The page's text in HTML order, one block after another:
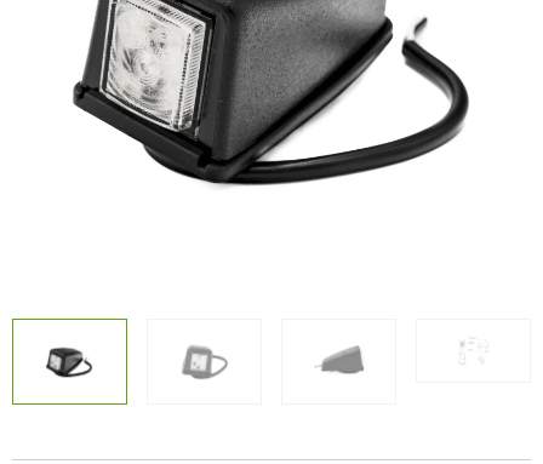
Stik, kabelbindere og relæer til traktor
og landbrug
Agroled Blog
FAQs – Ofte stillede spørgsmål
info@agroled.dk
LED-armaturer og LED-værkstedslys
Stik, kabelbindere og relæer til traktor og
landbrug